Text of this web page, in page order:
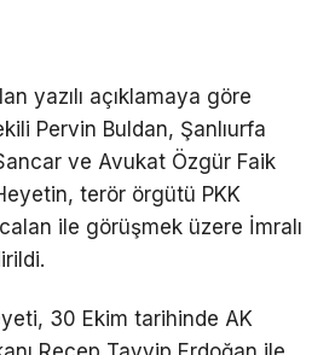
yazılı açıklamaya göre
Pervin Buldan, Şanlıurfa
ve Avukat Özgür Faik
terör örgütü PKK
ile görüşmek üzere İmralı
30 Ekim tarihinde AK